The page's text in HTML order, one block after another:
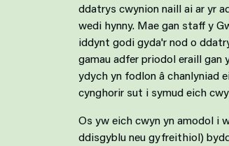
ddatrys cwynion naill ai ar yr
wedi hynny. Mae gan staff y
iddynt godi gyda'r nod o
gamau adfer priodol eraill
ydych yn fodlon â chanlyniad
cynghorir sut i symud eich
Os yw eich cwyn yn amodol i
ddisgyblu neu gyfreithiol)